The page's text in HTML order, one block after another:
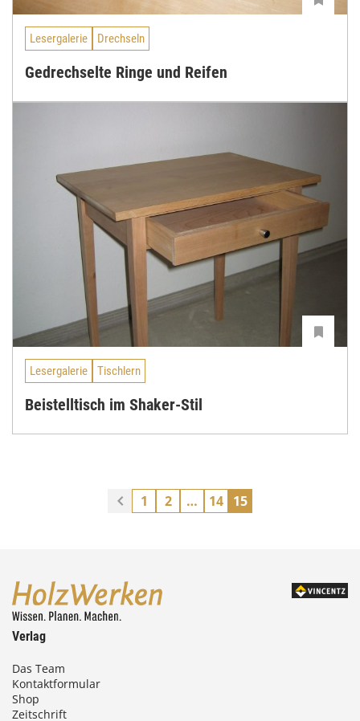
Lesergalerie Drechseln
Gedrechselte Ringe und Reifen
Lesergalerie Tischlern
Beistelltisch im Shaker-Stil
1 2 … 14 15
Verlag
Das Team
Kontaktformular
Shop
Zeitschrift